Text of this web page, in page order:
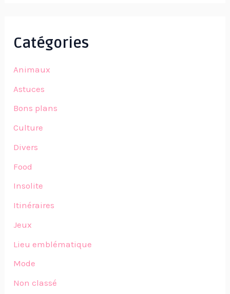
Catégories
Animaux
Astuces
Bons plans
Culture
Divers
Food
Insolite
Itinéraires
Jeux
Lieu emblématique
Mode
Non classé